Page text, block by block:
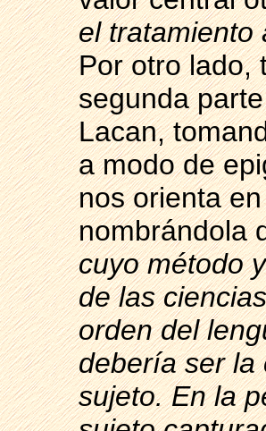
el tratamiento
Por otro lado,
segunda
Lacan,
a modo de
nos orienta
nombrándola
cuyo método
de las
orden del
debería ser la
sujeto. En la